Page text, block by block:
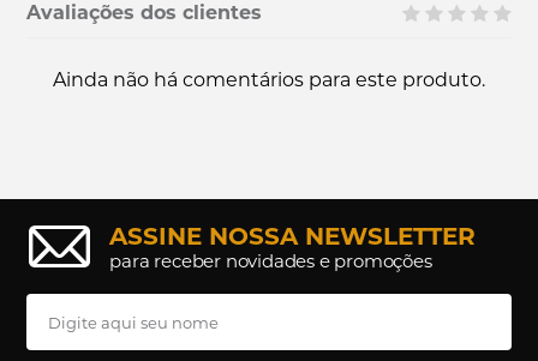
Avaliações dos clientes
Ainda não há comentários para este produto.
ASSINE NOSSA NEWSLETTER
para receber novidades e promoções